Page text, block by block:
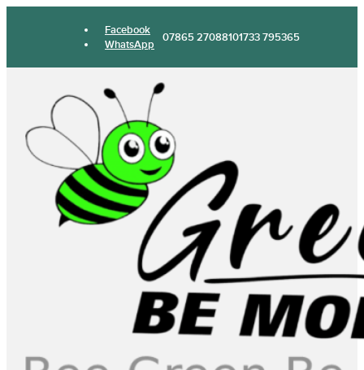
Facebook
WhatsApp
07865 27088101733 795365